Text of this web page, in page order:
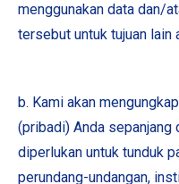
menggunakan data dan/
tersebut untuk tujuan lain
b. Kami akan
(pribadi) Anda sepanjang
diperlukan untuk tunduk
perundang-undangan,